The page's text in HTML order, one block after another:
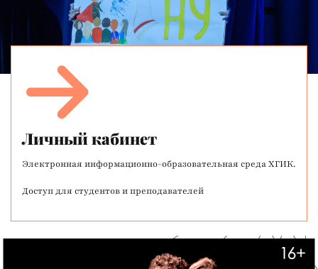
Личный кабинет
Электронная информационно-образовательная среда ХГИК.
Доступ для студентов и преподавателей